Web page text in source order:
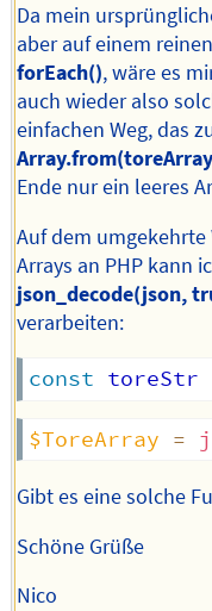
Da mein
aber auf einem
forEach(), wäre es
auch wieder also
einfachen Weg, das
Ende nur ein leeres
Auf dem umgekehrte
Arrays an PHP kann
json_decode(json,
verarbeiten:
const toreStr
$ToreArray =
Gibt es eine solche
Schöne Grüße
Nico